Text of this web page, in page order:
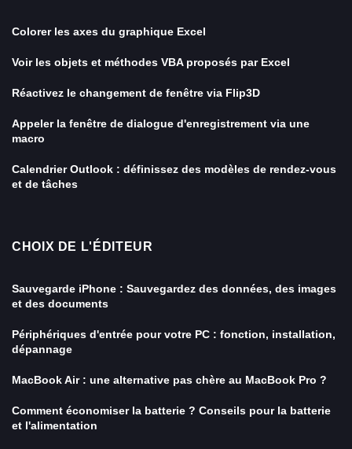
Colorer les axes du graphique Excel
Voir les objets et méthodes VBA proposés par Excel
Réactivez le changement de fenêtre via Flip3D
Appeler la fenêtre de dialogue d'enregistrement via une
macro
Calendrier Outlook : définissez des modèles de rendez-vous
et de tâches
CHOIX DE L'ÉDITEUR
Sauvegarde iPhone : Sauvegardez des données, des images
et des documents
Périphériques d'entrée pour votre PC : fonction, installation,
dépannage
MacBook Air : une alternative pas chère au MacBook Pro ?
Comment économiser la batterie ? Conseils pour la batterie
et l'alimentation